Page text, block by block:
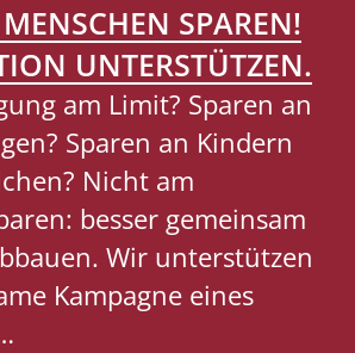
SPAREN!
UNTERSTÜTZEN.
am Limit? Sparen an
Sparen an Kindern
Nicht am
besser gemeinsam
Wir unterstützen
Kampagne eines